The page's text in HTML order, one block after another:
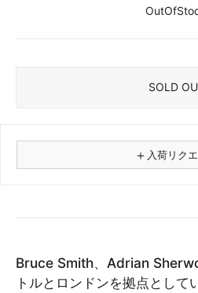
SOLD
＋ 入荷リク
フォーマット
Bruce Smith、Adrian
トルとロンドンを拠点として